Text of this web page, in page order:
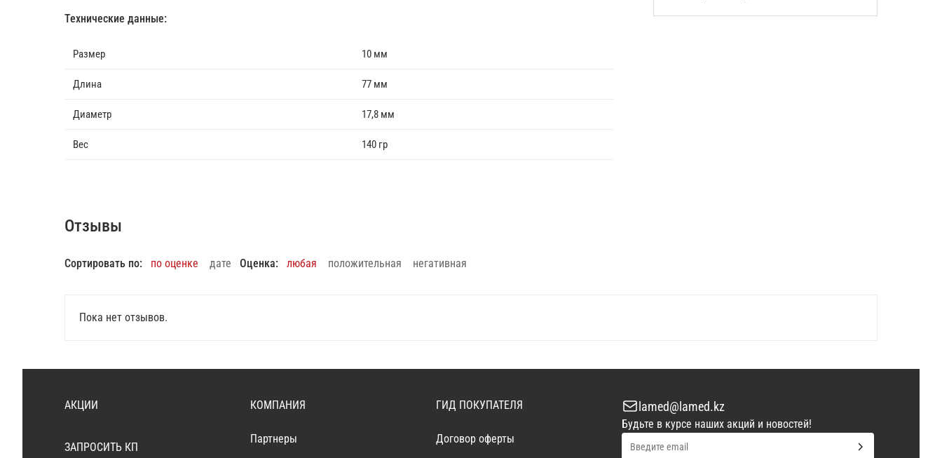
Технические данные:
Размер 10 мм
Длина 77 мм
Диаметр 17,8 мм
Вес 140 гр
Отзывы
Сортировать по: по оценке дате Оценка: любая положительная негативная
Пока нет отзывов.
АКЦИИ
ЗАПРОСИТЬ КП
КОМПАНИЯ
Партнеры
ГИД ПОКУПАТЕЛЯ
Договор оферты
lamed@lamed.kz
Будьте в курсе наших акций и новостей!